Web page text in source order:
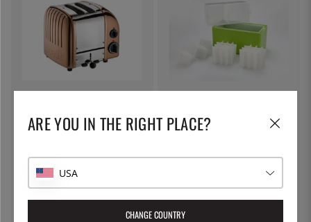
Grille-pain Classic, 2 tranches,
cuivre - Dualit
Glaçons clairs - 100% Chef
12%
ARE YOU IN THE RIGHT PLACE?
USA
CHANGE COUNTRY